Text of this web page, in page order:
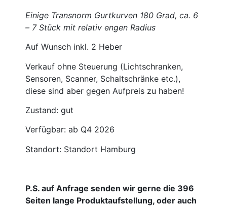
Einige Transnorm Gurtkurven 180 Grad, ca. 6
– 7 Stück mit relativ engen Radius
Auf Wunsch inkl. 2 Heber
Verkauf ohne Steuerung (Lichtschranken,
Sensoren, Scanner, Schaltschränke etc.),
diese sind aber gegen Aufpreis zu haben!
Zustand: gut
Verfügbar: ab Q4 2026
Standort: Standort Hamburg
P.S. auf Anfrage senden wir gerne die 396
Seiten lange Produktaufstellung, oder auch